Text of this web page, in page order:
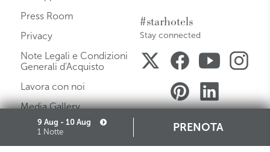
#starhotels
Stay connected
Press Room
Privacy
Note Legali e Condizioni
Generali d'Acquisto
Lavora con noi
Media Gallery
Mappa del Sito
Governance
9 Aug - 10 Aug
1 Notte PRENOTA